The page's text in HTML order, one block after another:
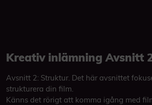
Kreativ inlämning Avsnitt
Avsnitt 2: Struktur. Det här avsnittet
strukturera din film.
Känns det rörigt att komma igång med